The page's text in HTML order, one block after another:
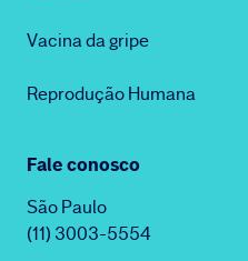
Vacina da gripe
Reprodução Humana
Fale conosco
São Paulo
(11) 3003-5554